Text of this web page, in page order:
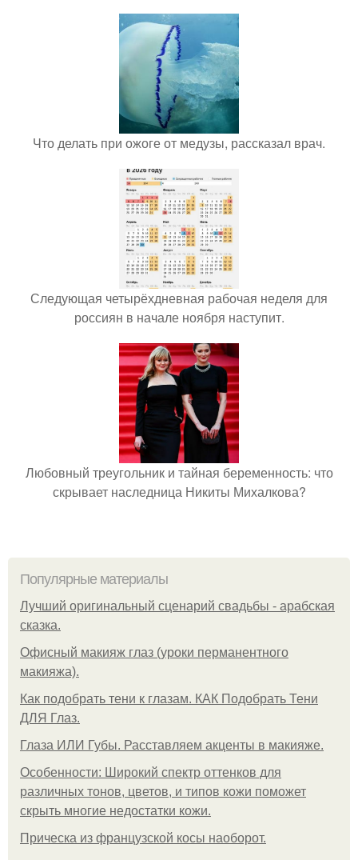
Что делать при ожоге от медузы, рассказал врач.
Следующая четырёхдневная рабочая неделя для
россиян в начале ноября наступит.
Любовный треугольник и тайная беременность: что
скрывает наследница Никиты Михалкова?
Популярные материалы
Лучший оригинальный сценарий свадьбы - арабская
сказка.
Офисный макияж глаз (уроки перманентного
макияжа).
Как подобрать тени к глазам. КАК Подобрать Тени
ДЛЯ Глаз.
Глаза ИЛИ Губы. Расставляем акценты в макияже.
Особенности: Широкий спектр оттенков для
различных тонов, цветов, и типов кожи поможет
скрыть многие недостатки кожи.
Прическа из французской косы наоборот.